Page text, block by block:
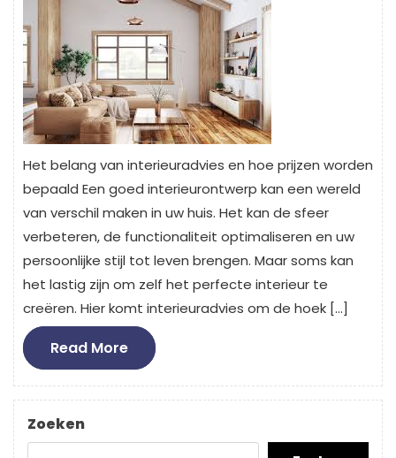
Het belang van interieuradvies en hoe prijzen worden
bepaald Een goed interieurontwerp kan een wereld
van verschil maken in uw huis. Het kan de sfeer
verbeteren, de functionaliteit optimaliseren en uw
persoonlijke stijl tot leven brengen. Maar soms kan
het lastig zijn om zelf het perfecte interieur te
creëren. Hier komt interieuradvies om de hoek […]
Read MoreRead
More
Zoeken